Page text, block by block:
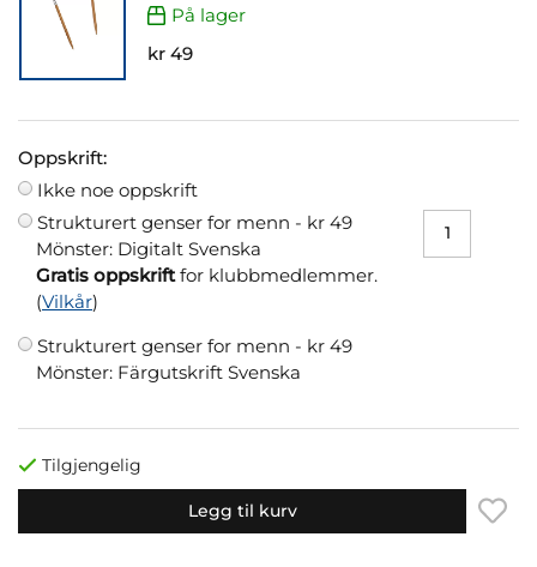
På lager
kr 49
Oppskrift:
Ikke noe oppskrift
Strukturert genser for menn - kr 49
Mönster: Digitalt Svenska
Gratis oppskriftfor klubbmedlemmer.
(Vilkår)
Strukturert genser for menn - kr 49
Mönster: Färgutskrift Svenska
Tilgjengelig
Legg til kurv